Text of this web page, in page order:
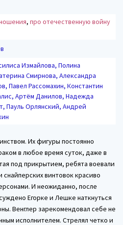
, про отечественную войну
Измайлова, Полина
Смирнова, Александра
Павел Рассомахин, Константин
Артём Данилов, Надежда
Пауль Орлянский, Андрей
Их фигуры постоянно
в любое время суток, даже в
под прикрытием, ребята воевали
винтовок красиво
И неожиданно, после
Егорке и Лешке наткнуться
Венглер зарекомендовал себе не
исполнителем. Стрелял четко и